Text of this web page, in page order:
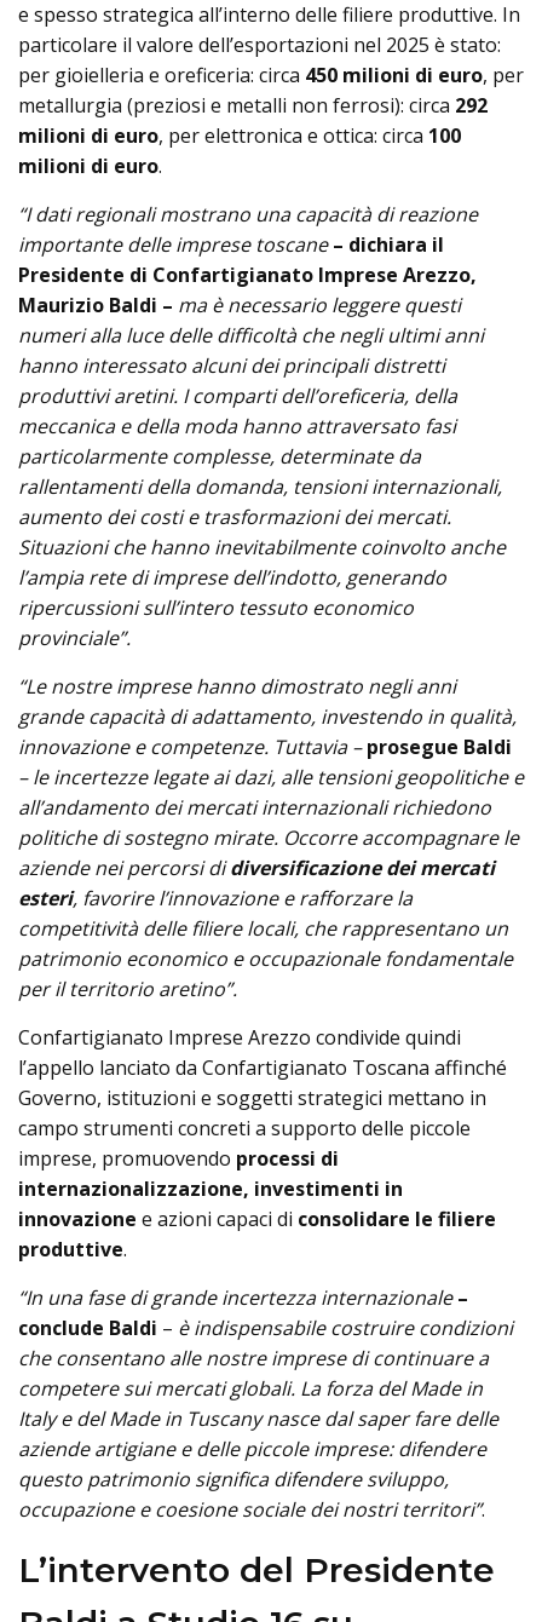
e spesso strategica all’interno delle filiere produttive. In
particolare il valore dell’esportazioni nel 2025 è stato:
per gioielleria e oreficeria: circa 450 milioni di euro, per
metallurgia (preziosi e metalli non ferrosi): circa 292
milioni di euro, per elettronica e ottica: circa 100
milioni di euro.
“I dati regionali mostrano una capacità di reazione
importante delle imprese toscane– dichiara il
Presidente di Confartigianato Imprese Arezzo,
Maurizio Baldi – ma è necessario leggere questi
numeri alla luce delle difficoltà che negli ultimi anni
hanno interessato alcuni dei principali distretti
produttivi aretini. I comparti dell’oreficeria, della
meccanica e della moda hanno attraversato fasi
particolarmente complesse, determinate da
rallentamenti della domanda, tensioni internazionali,
aumento dei costi e trasformazioni dei mercati.
Situazioni che hanno inevitabilmente coinvolto anche
l’ampia rete di imprese dell’indotto, generando
ripercussioni sull’intero tessuto economico
provinciale”.
“Le nostre imprese hanno dimostrato negli anni
grande capacità di adattamento, investendo in qualità,
innovazione e competenze. Tuttavia –prosegue Baldi
– le incertezze legate ai dazi, alle tensioni geopolitiche e
all’andamento dei mercati internazionali richiedono
politiche di sostegno mirate. Occorre accompagnare le
aziende nei percorsi didiversificazione dei mercati
esteri, favorire l’innovazione e rafforzare la
competitività delle filiere locali, che rappresentano un
patrimonio economico e occupazionale fondamentale
per il territorio aretino”.
Confartigianato Imprese Arezzo condivide quindi
l’appello lanciato da Confartigianato Toscana affinché
Governo, istituzioni e soggetti strategici mettano in
campo strumenti concreti a supporto delle piccole
imprese, promuovendo processi di
internazionalizzazione, investimenti in
innovazione e azioni capaci di consolidare le filiere
produttive.
“In una fase di grande incertezza internazionale–
conclude Baldi – è indispensabile costruire condizioni
che consentano alle nostre imprese di continuare a
competere sui mercati globali. La forza del Made in
Italy e del Made in Tuscany nasce dal saper fare delle
aziende artigiane e delle piccole imprese: difendere
questo patrimonio significa difendere sviluppo,
occupazione e coesione sociale dei nostri territori”.
L’intervento del Presidente